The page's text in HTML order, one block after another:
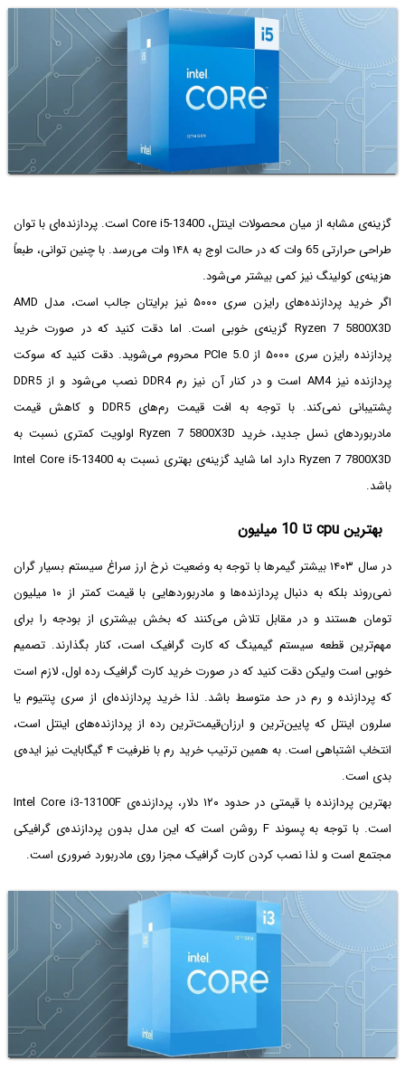
گزینه‌ی مشابه از میان محصولات اینتل، Core i5-13400 است. پردازنده‌ای با توان
طراحی حرارتی 65 وات که در حالت اوج به ۱۴۸ وات می‌رسد. با چنین توانی، طبعاً
هزینه‌ی کولینگ نیز کمی بیشتر می‌شود.
اگر خرید پردازنده‌های رایزن سری ۵۰۰۰ نیز برایتان جالب است، مدل AMD
Ryzen 7 5800X3D گزینه‌ی خوبی است. اما دقت کنید که در صورت خرید
پردازنده رایزن سری ۵۰۰۰ از PCIe 5.0 محروم می‌شوید. دقت کنید که سوکت
پردازنده نیز AM4 است و در کنار آن نیز رم DDR4 نصب می‌شود و از DDR5
پشتیبانی نمی‌کند. با توجه به افت قیمت رم‌های DDR5 و کاهش قیمت
مادربوردهای نسل جدید، خرید Ryzen 7 5800X3D اولویت کمتری نسبت به
Ryzen 7 7800X3D دارد اما شاید گزینه‌ی بهتری نسبت به Intel Core i5-13400
باشد.
بهترین cpu تا 10 میلیون
در سال ۱۴۰۳ بیشتر گیمرها با توجه به وضعیت نرخ ارز سراغ سیستم بسیار گران
نمی‌روند بلکه به دنبال پردازنده‌ها و مادربوردهایی با قیمت کمتر از ۱۰ میلیون
تومان هستند و در مقابل تلاش می‌کنند که بخش بیشتری از بودجه را برای
مهم‌ترین قطعه سیستم گیمینگ که کارت گرافیک است، کنار بگذارند. تصمیم
خوبی است ولیکن دقت کنید که در صورت خرید کارت گرافیک رده اول، لازم است
که پردازنده و رم در حد متوسط باشد. لذا خرید پردازنده‌ای از سری پنتیوم یا
سلرون اینتل که پایین‌ترین و ارزان‌قیمت‌ترین رده از پردازنده‌های اینتل است،
انتخاب اشتباهی است. به همین ترتیب خرید رم با ظرفیت ۴ گیگابایت نیز ایده‌ی
بدی است.
بهترین پردازنده با قیمتی در حدود ۱۲۰ دلار، پردازنده‌ی Intel Core i3-13100F
است. با توجه به پسوند F روشن است که این مدل بدون پردازنده‌ی گرافیکی
مجتمع است و لذا نصب کردن کارت گرافیک مجزا روی مادربورد ضروری است.